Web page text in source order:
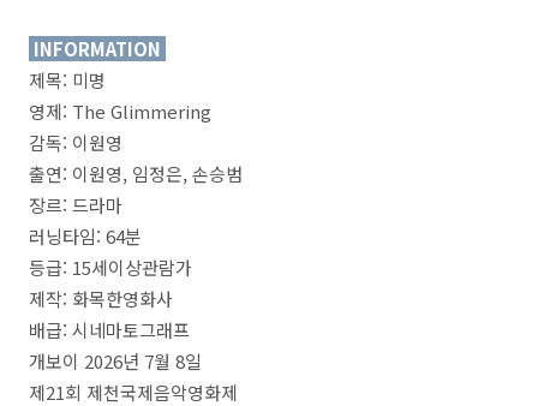
INFORMATION
제목: 미명
영제: The Glimmering
감독: 이원영
출연: 이원영, 임정은, 손승범
장르: 드라마
러닝타임: 64분
등급: 15세이상관람가
제작: 화목한영화사
배급: 시네마토그래프
개보이 2026년 7월 8일
제21회 제천국제음악영화제